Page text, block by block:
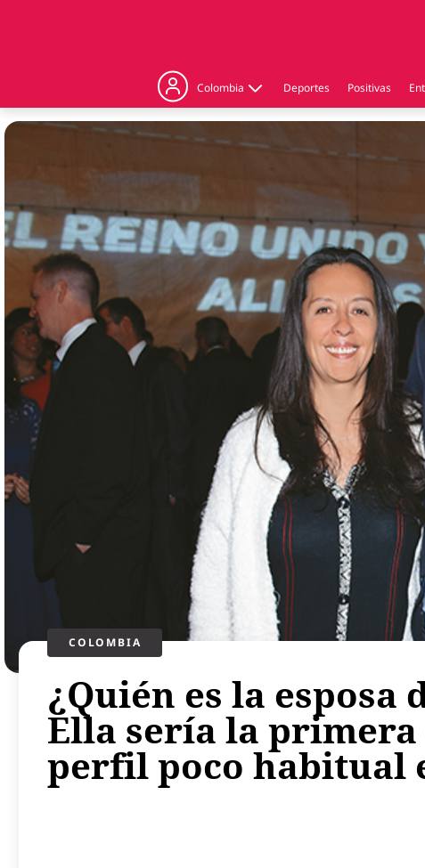
Colombia
Judicial
Politica
Deportes Positivas
COLOMBIA
¿Quién es la esposa
Ella sería la primera
perfil poco habitual